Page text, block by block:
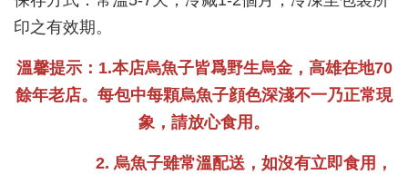
印之有效期。
溫馨提示：1.本店烏魚子皆爲野生烏金，高雄在地70
餘年老店。每包中每顆烏魚子顔色深淺不一乃正常現
象，請放心食用。
2. 烏魚子雖常溫配送，如沒有立即食用，